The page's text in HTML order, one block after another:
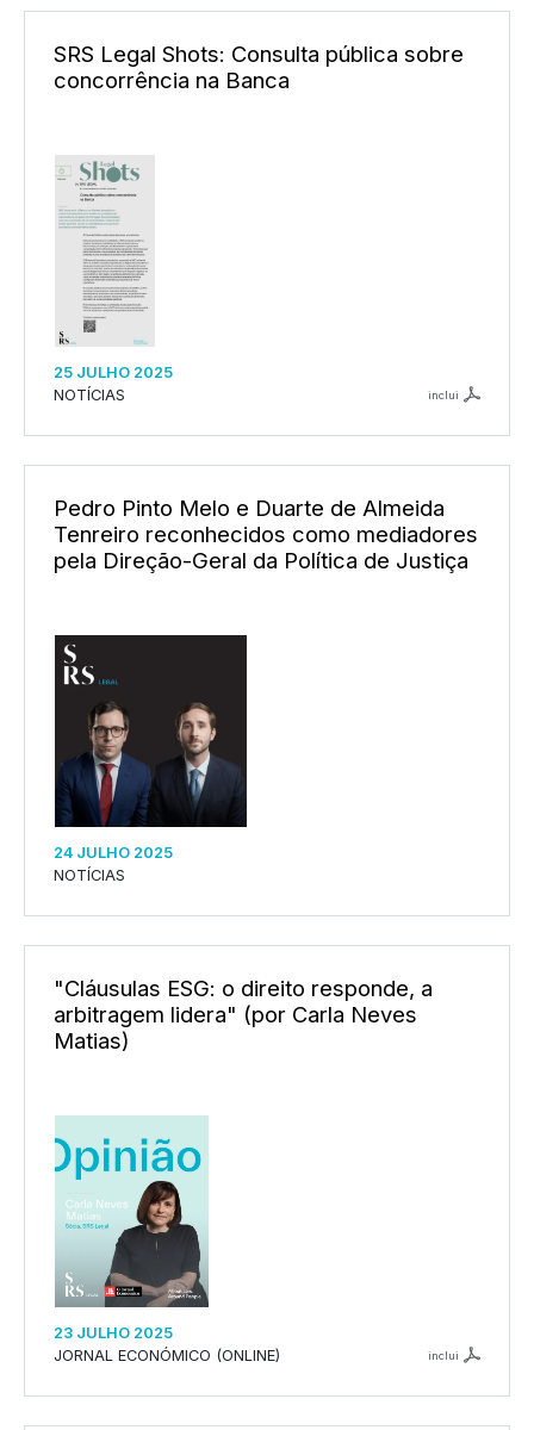
SRS Legal Shots: Consulta pública sobre
concorrência na Banca
25 JULHO 2025
NOTÍCIAS
inclui
Pedro Pinto Melo e Duarte de Almeida
Tenreiro reconhecidos como mediadores
pela Direção-Geral da Política de Justiça
24 JULHO 2025
NOTÍCIAS
"Cláusulas ESG: o direito responde, a
arbitragem lidera" (por Carla Neves
Matias)
23 JULHO 2025
JORNAL ECONÓMICO (ONLINE)
inclui